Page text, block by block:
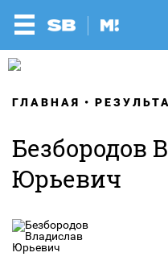
ГЛАВНАЯ
Безбородов
Юрьевич